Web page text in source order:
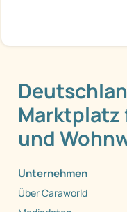
Marktplatz
und
Unternehmen
Über Caraworld